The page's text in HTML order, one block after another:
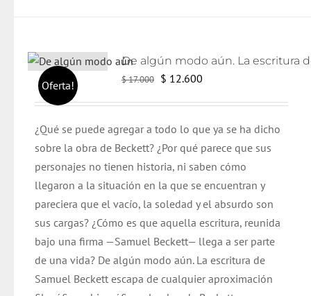
Oferta! $17.000 El
era:
$ 17.000.
$ 12.600
es:
$ 12.600.
¿Qué se puede agregar a todo lo que ya se ha dicho
sobre la obra de Beckett? ¿Por qué parece que sus
personajes no tienen historia, ni saben cómo
llegaron a la situación en la que se encuentran y
pareciera que el vacío, la soledad y el absurdo son
sus cargas? ¿Cómo es que aquella escritura, reunida
bajo una firma —Samuel Beckett— llega a ser parte
de una vida? De algún modo aún. La escritura de
Samuel Beckett escapa de cualquier aproximación